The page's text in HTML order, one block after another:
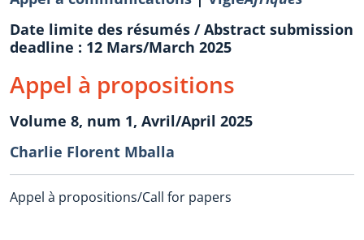
Date limite des résumés / Abstract submission
deadline : 12 Mars/March 2025
Appel à propositions
Volume 8, num 1, Avril/April 2025
Charlie Florent Mballa
Appel à propositions/Call for papers